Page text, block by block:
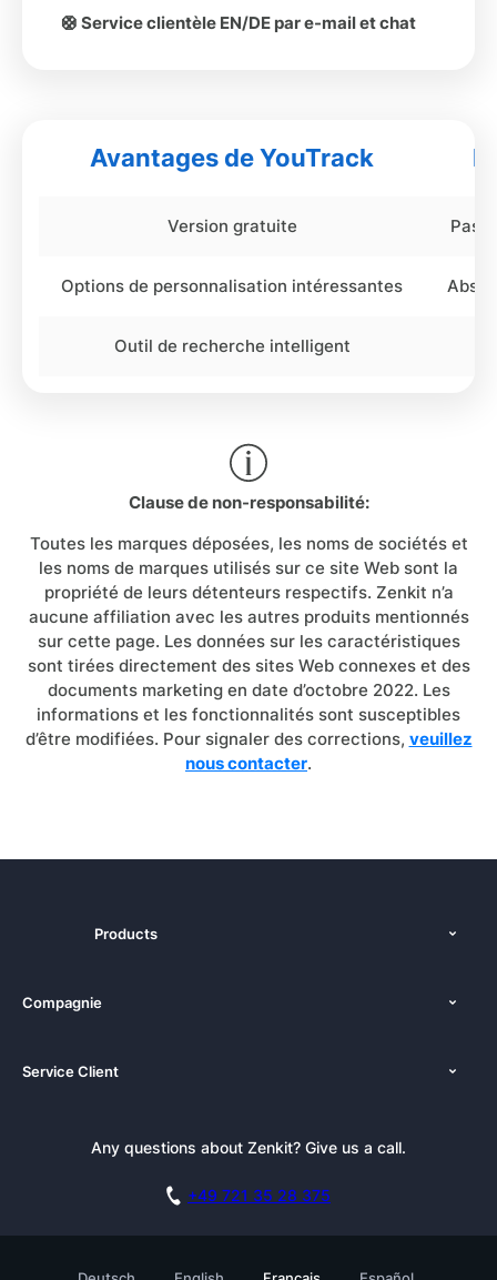
🛟 Service clientèle EN/DE par e-mail et chat
Avantages de YouTrack
Version gratuite Pas
Options de personnalisation intéressantes
Outil de recherche intelligent
Clause de non-responsabilité:
Toutes les marques déposées, les noms de sociétés et
les noms de marques utilisés sur ce site Web sont la
propriété de leurs détenteurs respectifs. Zenkit n’a
aucune affiliation avec les autres produits mentionnés
sur cette page. Les données sur les caractéristiques
sont tirées directement des sites Web connexes et des
documents marketing en date d’octobre 2022. Les
informations et les fonctionnalités sont susceptibles
d’être modifiées. Pour signaler des corrections, veuillez
nous contacter.
Products
Alternatives
Blog
Documentation
Compagnie
Nouvelles
Académie
Service Client
Any questions about Zenkit? Give us a call.
+49 721 35 28 375